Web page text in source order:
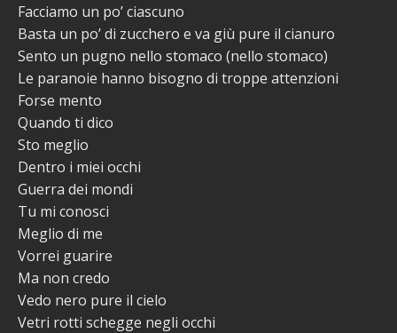
Facciamo un po’ ciascuno
Basta un po’ di zucchero e va giù pure il cianuro
Sento un pugno nello stomaco (nello stomaco)
Le paranoie hanno bisogno di troppe attenzioni
Forse mento
Quando ti dico
Sto meglio
Dentro i miei occhi
Guerra dei mondi
Tu mi conosci
Meglio di me
Vorrei guarire
Ma non credo
Vedo nero pure il cielo
Vetri rotti schegge negli occhi